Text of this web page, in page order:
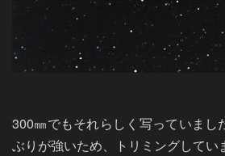
300㎜でもそれらしく写っていまし
ぶりが強いため、トリミングしてい